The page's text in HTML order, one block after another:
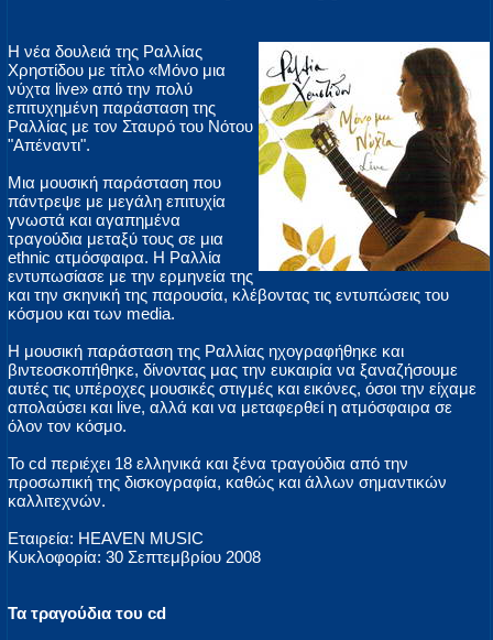
Η νέα δουλειά της Ραλλίας
Χρηστίδου με τίτλο «Μόνο μια
νύχτα live» από την πολύ
επιτυχημένη παράσταση της
Ραλλίας με τον Σταυρό του Νότου
"Απέναντι".
Μια μουσική παράσταση που
πάντρεψε με μεγάλη επιτυχία
γνωστά και αγαπημένα
τραγούδια μεταξύ τους σε μια
ethnic ατμόσφαιρα. Η Ραλλία
εντυπωσίασε με την ερμηνεία της
και την σκηνική της παρουσία, κλέβοντας τις εντυπώσεις του
κόσμου και των media.
Η μουσική παράσταση της Ραλλίας ηχογραφήθηκε και
βιντεοσκοπήθηκε, δίνοντας μας την ευκαιρία να ξαναζήσουμε
αυτές τις υπέροχες μουσικές στιγμές και εικόνες, όσοι την είχαμε
απολαύσει και live, αλλά και να μεταφερθεί η ατμόσφαιρα σε
όλον τον κόσμο.
Το cd περιέχει 18 ελληνικά και ξένα τραγούδια από την
προσωπική της δισκογραφία, καθώς και άλλων σημαντικών
καλλιτεχνών.
Εταιρεία: HEAVEN MUSIC
Κυκλοφορία: 30 Σεπτεμβρίου 2008
Τα τραγούδια του cd